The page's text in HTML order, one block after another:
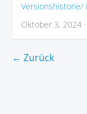
Versionshistorie/
Oktober 3, 2024
← Zurück